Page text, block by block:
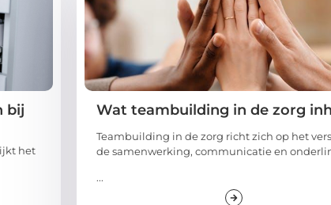
bij
het
Wat teambuilding in de zorg
Teambuilding in de zorg richt zich op het
de samenwerking, communicatie en
...